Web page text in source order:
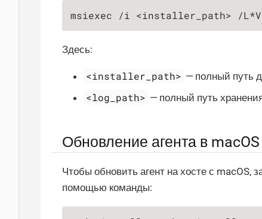
msiexec /i <installer_path> /
Здесь:
<installer_path> — полный путь
<log_path> — полный путь
Обновление агента в macOS
Чтобы обновить агент на хосте с macOS,
помощью команды: